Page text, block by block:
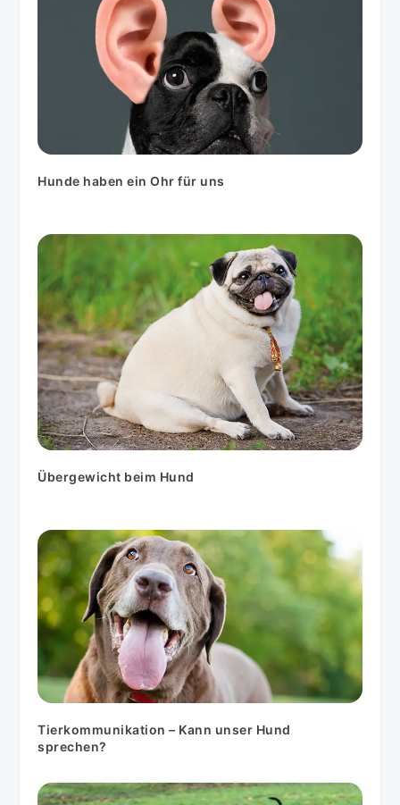
Hunde haben ein Ohr für uns
Übergewicht beim Hund
Tierkommunikation – Kann unser Hund
sprechen?